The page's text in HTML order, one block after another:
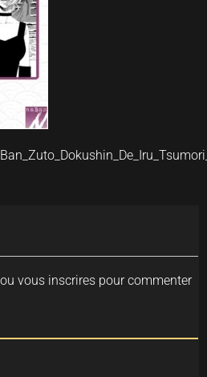
vous inscrires pour commenter